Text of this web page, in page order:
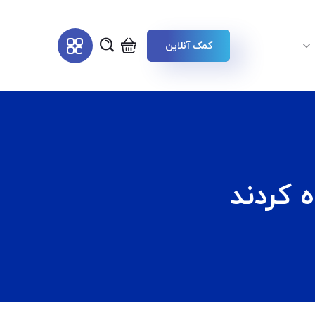
کمک آنلاین
کردند